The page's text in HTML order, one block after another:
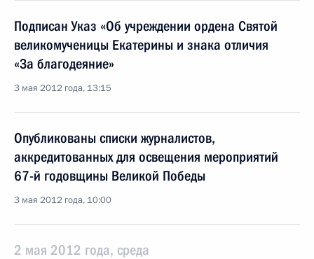
Подписан Указ «Об учреждении ордена Святой
великомученицы Екатерины и знака отличия
«За благодеяние»
3 мая 2012 года, 13:15
Опубликованы списки журналистов,
аккредитованных для освещения мероприятий
67-й годовщины Великой Победы
3 мая 2012 года, 10:00
2 мая 2012 года, среда